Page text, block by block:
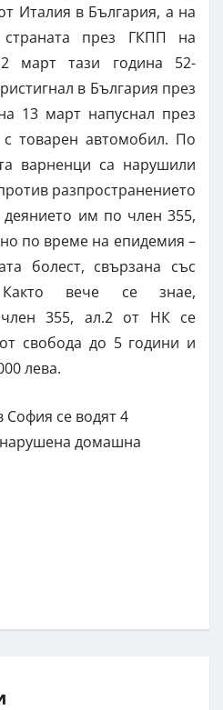
Италия в България, а на
през ГКПП на
март тази година 52-
в България през
13 март напуснал през
товарен автомобил. По
варненци са нарушили
разпространението
деянието им по член 355,
по време на епидемия –
болест, свързана със
вече се знае,
член 355, ал.2 от НК се
свобода до 5 години и
лева.
София се водят 4
нарушена домашна